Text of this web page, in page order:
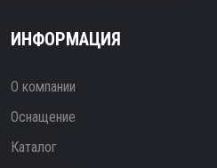
ИНФОРМАЦИЯ
О компании
Оснащение
Каталог